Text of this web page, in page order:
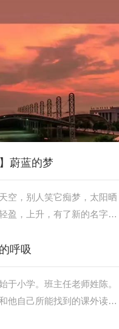
年相聚到这里，经历了两年
蔚蓝的梦
空，别人笑它痴梦，太阳晒
盈，上升，有了新的名字，
呼吸
于小学。班主任老师姓陈。
他自己所能找到的课外读物